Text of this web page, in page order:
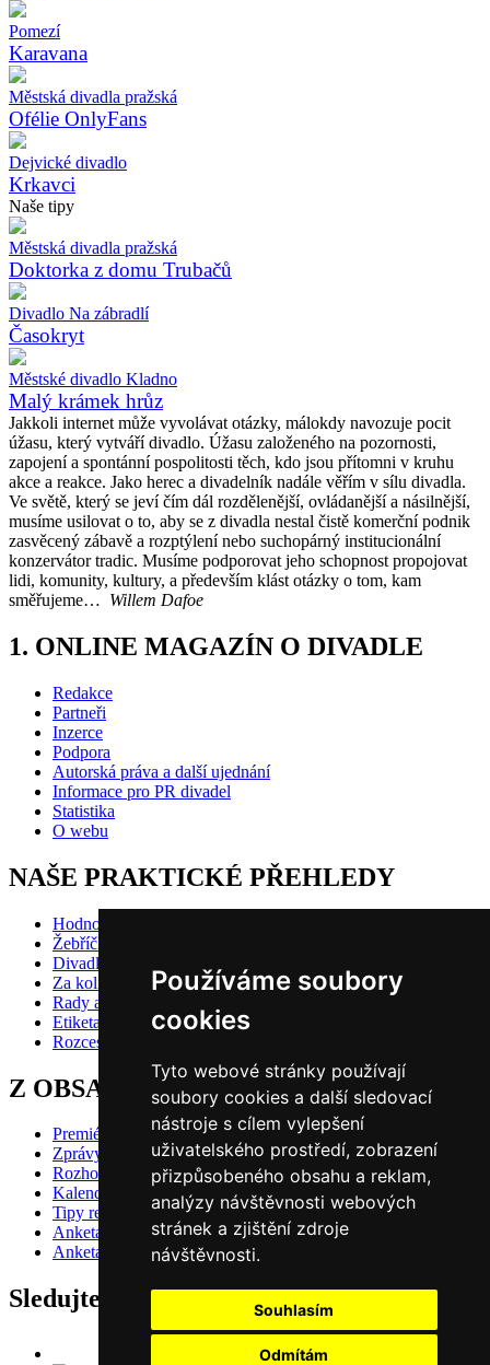
Používáme soubory
cookies
Tyto webové stránky používají
soubory cookies a další sledovací
nástroje s cílem vylepšení
uživatelského prostředí, zobrazení
přizpůsobeného obsahu a reklam,
analýzy návštěvnosti webových
stránek a zjištění zdroje
návštěvnosti.
Souhlasím
Odmítám
Pomezí
Karavana
Městská divadla pražská
Ofélie OnlyFans
Dejvické divadlo
Krkavci
Naše tipy
Městská divadla pražská
Doktorka z domu Trubačů
Divadlo Na zábradlí
Časokryt
Městské divadlo Kladno
Malý krámek hrůz
Jakkoli internet může vyvolávat otázky, málokdy navozuje pocit
úžasu, který vytváří divadlo. Úžasu založeného na pozornosti,
zapojení a spontánní pospolitosti těch, kdo jsou přítomni v kruhu
akce a reakce. Jako herec a divadelník nadále věřím v sílu divadla.
Ve světě, který se jeví čím dál rozdělenější, ovládanější a násilnější,
musíme usilovat o to, aby se z divadla nestal čistě komerční podnik
zasvěcený zábavě a rozptýlení nebo suchopárný institucionální
konzervátor tradic. Musíme podporovat jeho schopnost propojovat
lidi, komunity, kultury, a především klást otázky o tom, kam
směřujeme… Willem Dafoe
1. ONLINE MAGAZÍN O DIVADLE
Redakce
Partneři
Inzerce
Podpora
Autorská práva a další ujednání
Informace pro PR divadel
Statistika
O webu
NAŠE PRAKTICKÉ PŘEHLEDY
Hodnocení inscenací
Žebříčky
Divadlo pro děti
Za kolik do divadla?
Rady a doporučení
Etiketa?
Rozcestník
Z OBSAHU VYBÍRÁME
Premiéry
Zprávy
Rozhovory
Kalendář premiér
Tipy redakce
Anketa 2024/25 - divácké hlasování
Anketa 2024/25 - redakční volba
Sledujte nás také na